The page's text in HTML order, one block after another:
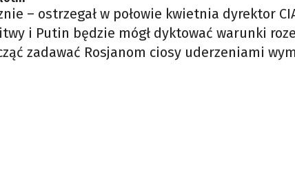
– ostrzegał w połowie kwietnia dyrektor
i Putin będzie mógł dyktować warunki
zadawać Rosjanom ciosy uderzeniami